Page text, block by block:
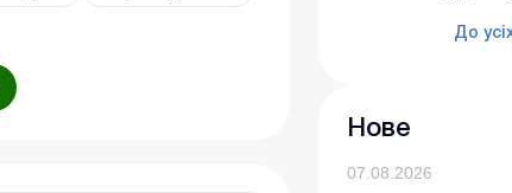
До
Нове
07.08.2026